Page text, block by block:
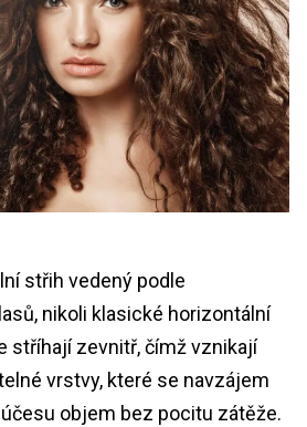
střih vedený podle
nikoli klasické horizontální
stříhají zevnitř, čímž vznikají
vrstvy, které se navzájem
objem bez pocitu zátěže.